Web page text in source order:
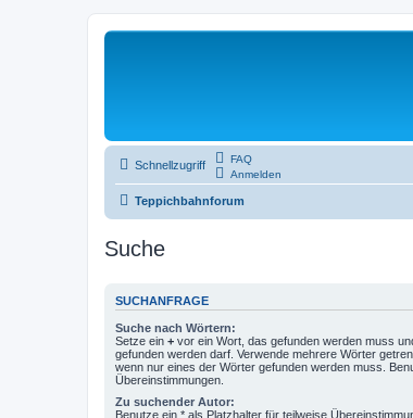
Schnellzugriff
FAQ
Anmelden
Teppichbahnforum
Suche
SUCHANFRAGE
Suche nach Wörtern:
Setze ein + vor ein Wort, das gefunden werden muss
gefunden werden darf. Verwende mehrere Wörter
wenn nur eines der Wörter gefunden werden muss.
Übereinstimmungen.
Zu suchender Autor:
Benutze ein * als Platzhalter für teilweise